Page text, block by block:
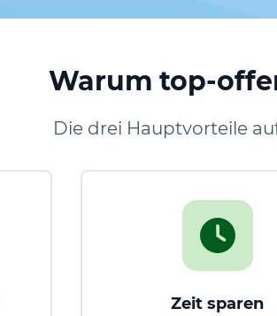
Warum top-
Die drei Hauptvorteile
Zeit sparen